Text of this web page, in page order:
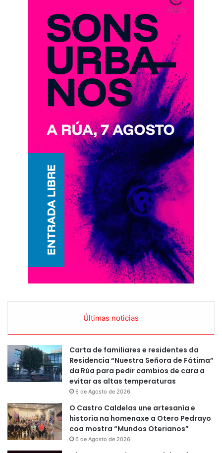
Últimas noticias
Carta de familiares e residentes da
Residencia “Nuestra Señora de Fátima”
da Rúa para pedir cambios de cara a
evitar as altas temperaturas
6 de Agosto de 2026
O Castro Caldelas une artesanía e
historia na homenaxe a Otero Pedrayo
coa mostra “Mundos Oterianos”
6 de Agosto de 2026